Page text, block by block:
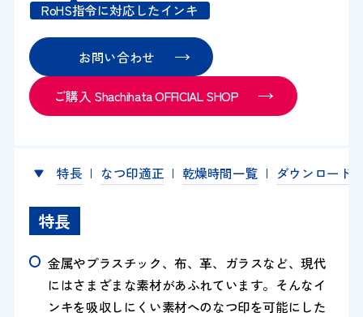
RoHS指令に対応したインキ
お問い合わせ
ご購入 Shachihata OFFICIAL SHOP
特長 なつ印適正 乾燥時間一覧 ダウンロード
特長
金属やプラスチック、布、革、ガラスなど、現代
にはさまざまな素材があふれています。そんなイ
ンキを吸収しにくい素材へのなつ印を可能にした